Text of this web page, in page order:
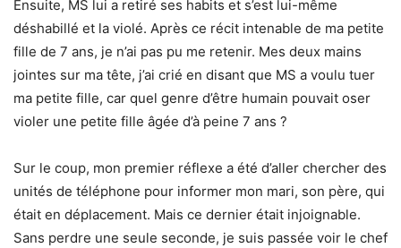
Ensuite, MS lui a retiré ses habits et s’est lui-même
déshabillé et la violé. Après ce récit intenable de ma petite
fille de 7 ans, je n’ai pas pu me retenir. Mes deux mains
jointes sur ma tête, j’ai crié en disant que MS a voulu tuer
ma petite fille, car quel genre d’être humain pouvait oser
violer une petite fille âgée d’à peine 7 ans ?
Sur le coup, mon premier réflexe a été d’aller chercher des
unités de téléphone pour informer mon mari, son père, qui
était en déplacement. Mais ce dernier était injoignable.
Sans perdre une seule seconde, je suis passée voir le chef